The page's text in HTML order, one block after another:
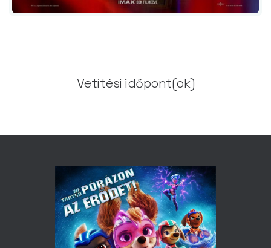
Vetítési időpont(ok)